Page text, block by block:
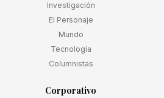
Investigación
El Personaje
Mundo
Tecnología
Columnistas
Corporativo